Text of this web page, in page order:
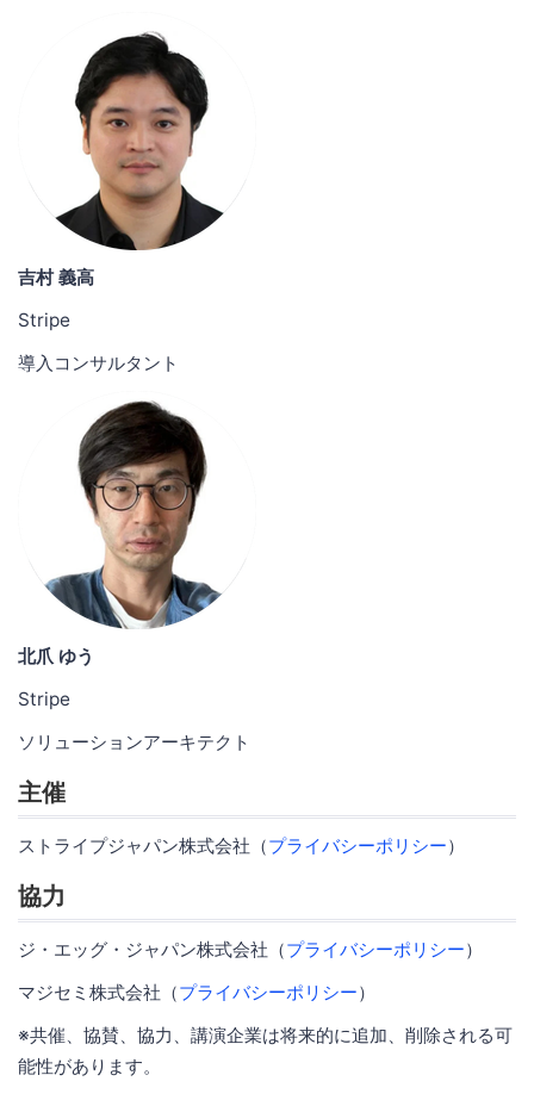
吉村 義高
Stripe
導入コンサルタント
北爪 ゆう
Stripe
ソリューションアーキテクト
主催
ストライプジャパン株式会社（プライバシーポリシー）
協力
ジ・エッグ・ジャパン株式会社（プライバシーポリシー）
マジセミ株式会社（プライバシーポリシー）
※共催、協賛、協力、講演企業は将来的に追加、削除される可
能性があります。